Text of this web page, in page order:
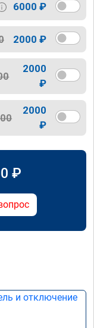
6000 ₽
2000 ₽
2000
₽
2000
₽
₽